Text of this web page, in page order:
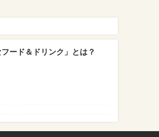
ード＆ドリンク」とは？